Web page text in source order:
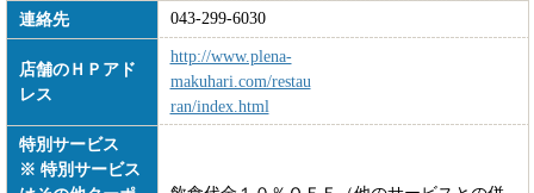
連絡先
043-299-6030
店舗のＨＰアド
レス
http://www.plena-
makuhari.com/restau
ran/index.html
特別サービス
※ 特別サービス